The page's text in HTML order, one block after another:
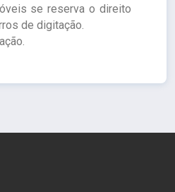
se reserva o direito
de digitação.